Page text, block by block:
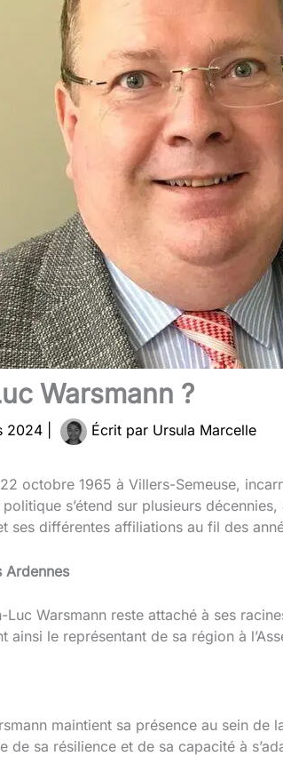
Warsmann ?
2024 Écrit par Ursula Marcelle
octobre 1965 à Villers-Semeuse,
s’étend sur plusieurs
ses différentes affiliations au fil des
Ardennes
Luc Warsmann reste attaché à ses
ainsi le représentant de sa région à
maintient sa présence au sein
de sa résilience et de sa capacité à